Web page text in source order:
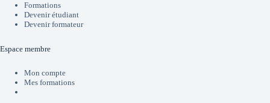
Formations
Devenir étudiant
Devenir formateur
Espace membre
Mon compte
Mes formations